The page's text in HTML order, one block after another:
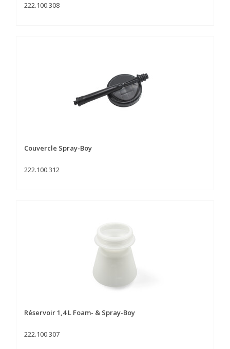
222.100.308
Couvercle Spray-Boy
222.100.312
Réservoir 1,4 L Foam- & Spray-Boy
222.100.307